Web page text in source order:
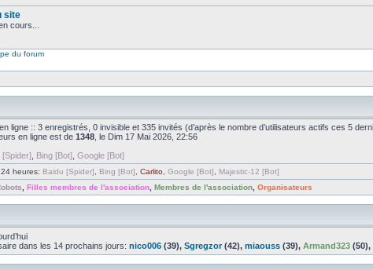
site
cours...
du forum
ligne :: 3 enregistrés, 0 invisible et 335 invités (d’après le nombre d’utilisateurs actifs ces 5
en ligne est de 1348 , le Dim 17 Mai 2026, 22:56
[Spider] Bing [Bot] Google [Bot]
heures: Baidu [Spider] Bing [Bot] Carlito Google [Bot]
Majestic-12 [Bot]
Filles membres de l'association Membres de l'association Organisateurs
dans les 14 prochains jours: nico006 (39), Sgregzor(42), miaouss (39), Armand323 (50),